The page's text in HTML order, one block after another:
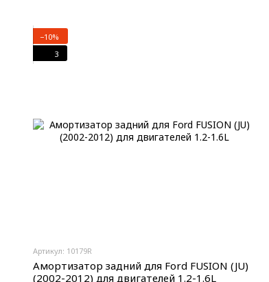
−10%
3
Артикул: 10179R
Амортизатор задний для Ford FUSION (JU)
(2002-2012) для двигателей 1.2-1.6L